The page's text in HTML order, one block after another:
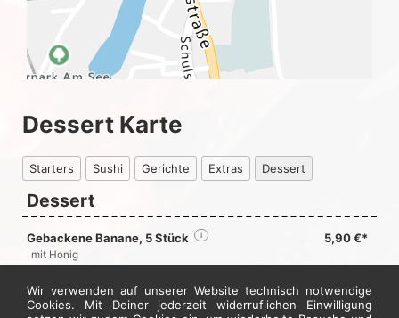
Dessert Karte
Starters Sushi Gerichte Extras Dessert
Dessert
Gebackene Banane, 5 Stück 5,90 €*
i
mit Honig
mit Honig
Wir verwenden auf unserer Website technisch notwendige
Cookies. Mit Deiner jederzeit widerruflichen Einwilligung